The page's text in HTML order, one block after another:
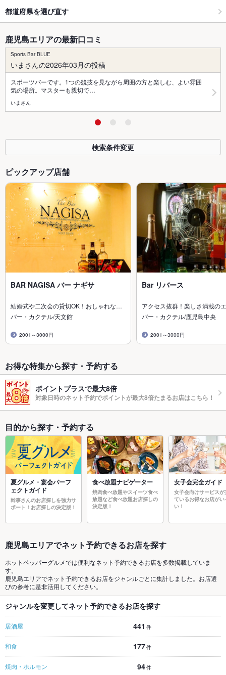
都道府県を選び直す
鹿児島エリアの最新口コミ
Sports Bar BLUE
いまさんの2026年03月の投稿
スポーツバーです。1つの競技を見ながら周囲の方と楽しむ、よい雰囲
気の場所。マスターも親切で…
いまさん
検索条件変更
ピックアップ店舗
BAR NAGISA バー ナギサ
結婚式や二次会の貸切OK！おしゃれな…
バー・カクテル/天文館
2001～3000円
Bar リバース
アクセス抜群！楽しさ満載の
バー・カクテル/鹿児島中央
2001～3000円
お得な特集から探す・予約する
ポイントプラスで最大8倍
対象日時のネット予約でポイントが最大8倍たまるお店はこちら！
目的から探す・予約する
夏グルメ・宴会パーフ
ェクトガイド
幹事さんのお店探しを強力サ
ポート！お店探しの決定版！
食べ放題ナビゲーター
焼肉食べ放題やスイーツ食べ
放題など食べ放題お店探しの
決定版！
女子会完全ガイド
女子会向けサービスが
ているお得なお店がい
い！
鹿児島エリアでネット予約できるお店を探す
ホットペッパーグルメでは便利なネット予約できるお店を多数掲載していま
す。
鹿児島エリアでネット予約できるお店をジャンルごとに集計しました。お店選
びの参考に是非活用してください。
ジャンルを変更してネット予約できるお店を探す
居酒屋 441 件
和食 177件
焼肉・ホルモン 94件